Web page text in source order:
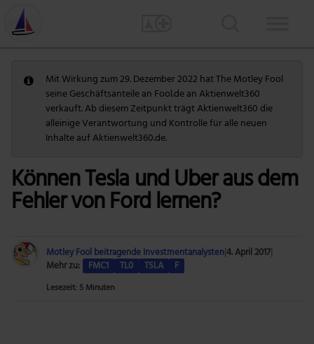
Mit Wirkung zum 29. Dezember 2022 hat The Motley Fool
seine Geschäftsanteile an Fool.de an Aktienwelt360
verkauft. Ab diesem Zeitpunkt trägt Aktienwelt360 die
alleinige Verantwortung und Kontrolle für alle neuen
Inhalte auf Aktienwelt360.de.
Können Tesla und Uber aus dem
Fehler von Ford lernen?
Motley Fool beitragende Investmentanalysten4. April 2017
Mehr zu:
FMC1 TL0 TSLA F
Lesezeit: 5 Minuten